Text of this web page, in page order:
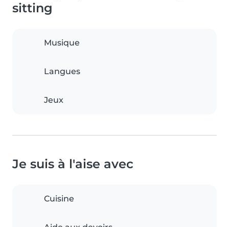
sitting
Musique
Langues
Jeux
Je suis à l'aise avec
Cuisine